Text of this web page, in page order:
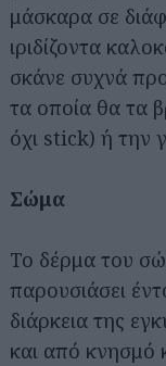
μάσκαρα σε
ιριδίζοντα
σκάνε συχνά
τα οποία θα τα
όχι stick) ή την
Σώμα
Το δέρμα του
παρουσιάσει
διάρκεια της
και από κνησμό